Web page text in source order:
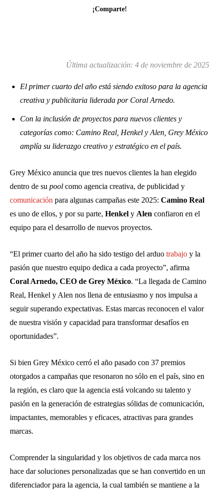
¡Comparte!
Última actualización: 4 de noviembre de 2025
El primer cuarto del año está siendo exitoso para la agencia
creativa y publicitaria liderada por Coral Arnedo.
Con la inclusión de proyectos para nuevos clientes y
categorías como: Camino Real, Henkel y Alen, Grey México
amplía su liderazgo creativo y estratégico en el país.
Grey México anuncia que tres nuevos clientes la han elegido
dentro de su pool como agencia creativa, de publicidad y
comunicación para algunas campañas este 2025: Camino Real
es uno de ellos, y por su parte, Henkel y Alen confiaron en el
equipo para el desarrollo de nuevos proyectos.
“El primer cuarto del año ha sido testigo del arduo trabajo y la
pasión que nuestro equipo dedica a cada proyecto”, afirma
Coral Arnedo, CEO de Grey México. “La llegada de Camino
Real, Henkel y Alen nos llena de entusiasmo y nos impulsa a
seguir superando expectativas. Estas marcas reconocen el valor
de nuestra visión y capacidad para transformar desafíos en
oportunidades”.
Si bien Grey México cerró el año pasado con 37 premios
otorgados a campañas que resonaron no sólo en el país, sino en
la región, es claro que la agencia está volcando su talento y
pasión en la generación de estrategias sólidas de comunicación,
impactantes, memorables y eficaces, atractivas para grandes
marcas.
Comprender la singularidad y los objetivos de cada marca nos
hace dar soluciones personalizadas que se han convertido en un
diferenciador para la agencia, la cual también se mantiene a la